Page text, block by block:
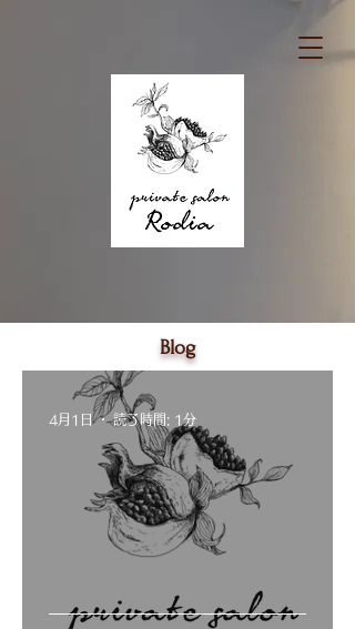
Blog
4月1日 読了時間: 1分